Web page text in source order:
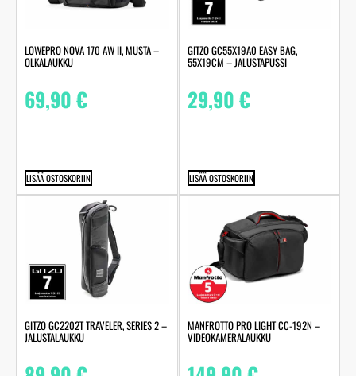
LOWEPRO NOVA 170 AW II, MUSTA –
OLKALAUKKU
69,90€
LISÄÄ OSTOSKORIIN
GITZO GC55X19A0 EASY BAG,
55X19CM – JALUSTAPUSSI
29,90€
LISÄÄ OSTOSKORIIN
GITZO GC2202T TRAVELER, SERIES 2 –
JALUSTALAUKKU
MANFROTTO PRO LIGHT CC-192N –
VIDEOKAMERALAUKKU